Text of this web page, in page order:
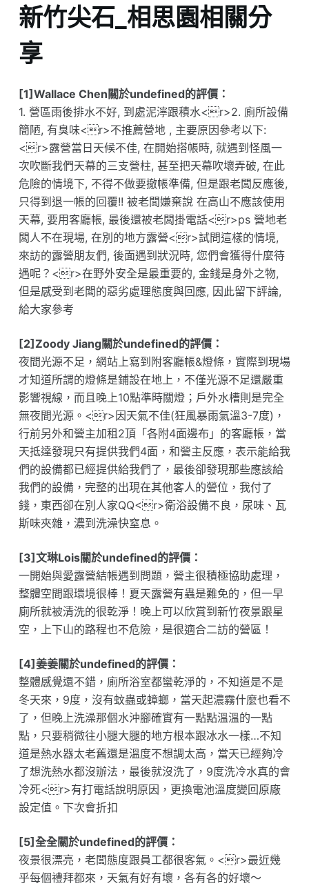
新竹尖石_相思園相關分
享
[1]Wallace Chen關於undefined的評價：
1. 營區雨後排水不好, 到處泥濘跟積水<r>2. 廁所設備
簡陋, 有臭味<r>不推薦營地 , 主要原因參考以下:
<r>露營當日天候不佳, 在開始搭帳時, 就遇到怪風一
次吹斷我們天幕的三支營柱, 甚至把天幕吹壞弄破, 在此
危險的情境下, 不得不做要撤帳準備, 但是跟老闆反應後,
只得到退一帳的回覆!! 被老闆嫌棄說 在高山不應該使用
天幕, 要用客廳帳, 最後還被老闆掛電話<r>ps 營地老
闆人不在現場, 在別的地方露營<r>試問這樣的情境,
來訪的露營朋友們, 後面遇到狀況時, 您們會獲得什麼待
遇呢？<r>在野外安全是最重要的, 金錢是身外之物,
但是感受到老闆的惡劣處理態度與回應, 因此留下評論,
給大家參考
[2]Zoody Jiang關於undefined的評價：
夜間光源不足，網站上寫到附客廳帳&燈條，實際到現場
才知道所謂的燈條是鋪設在地上，不僅光源不足還嚴重
影響視線，而且晚上10點準時關燈；戶外水槽則是完全
無夜間光源。<r>因天氣不佳(狂風暴雨氣溫3-7度)，
行前另外和營主加租2頂「各附4面邊布」的客廳帳，當
天抵達發現只有提供我們4面，和營主反應，表示能給我
們的設備都已經提供給我們了，最後卻發現那些應該給
我們的設備，完整的出現在其他客人的營位，我付了
錢，東西卻在別人家QQ<r>衛浴設備不良，尿味、瓦
斯味夾雜，濃到洗澡快窒息。
[3]文琳Lois關於undefined的評價：
一開始與愛露營結帳遇到問題，營主很積極協助處理，
整體空間跟環境很棒！夏天露營有蟲是難免的，但一早
廁所就被清洗的很乾淨！晚上可以欣賞到新竹夜景跟星
空，上下山的路程也不危險，是很適合二訪的營區！
[4]姜姜關於undefined的評價：
整體感覺還不錯，廁所浴室都蠻乾淨的，不知道是不是
冬天來，9度，沒有蚊蟲或蟑螂，當天起濃霧什麼也看不
了，但晚上洗澡那個水沖腳確實有一點點溫溫的一點
點，只要稍微往小腿大腿的地方根本跟冰水一樣…不知
道是熱水器太老舊還是溫度不想調太高，當天已經夠冷
了想洗熱水都沒辦法，最後就沒洗了，9度洗冷水真的會
冷死<r>有打電話說明原因，更換電池溫度變回原廠
設定值。下次會折扣
[5]全全關於undefined的評價：
夜景很漂亮，老闆態度跟員工都很客氣。<r>最近幾
乎每個禮拜都來，天氣有好有壞，各有各的好壞～